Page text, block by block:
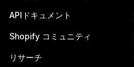
APIドキュメント
Shopify コミュニティ
リサーチ